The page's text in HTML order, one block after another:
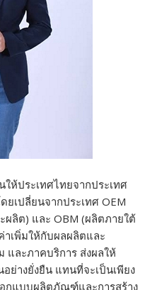
ให้ประเทศไทยจากประเทศ
ยเปลี่ยนจากประเทศ OEM
ผลิต) และ OBM (ผลิตภายใต้
าเพิ่มให้กับผลผลิตและ
และภาคบริการ ส่งผลให้
ย่างยั่งยืน แทนที่จะเป็นเพียง
กแบบผลิตภัณฑ์และการสร้าง